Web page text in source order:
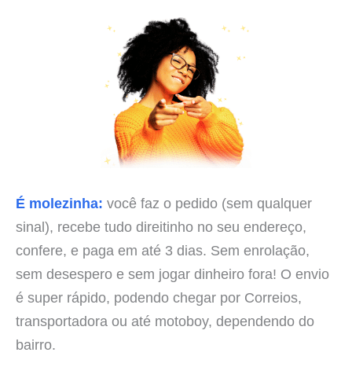
É molezinha: você faz o pedido (sem qualquer
sinal), recebe tudo direitinho no seu endereço,
confere, e paga em até 3 dias. Sem enrolação,
sem desespero e sem jogar dinheiro fora! O envio
é super rápido, podendo chegar por Correios,
transportadora ou até motoboy, dependendo do
bairro.